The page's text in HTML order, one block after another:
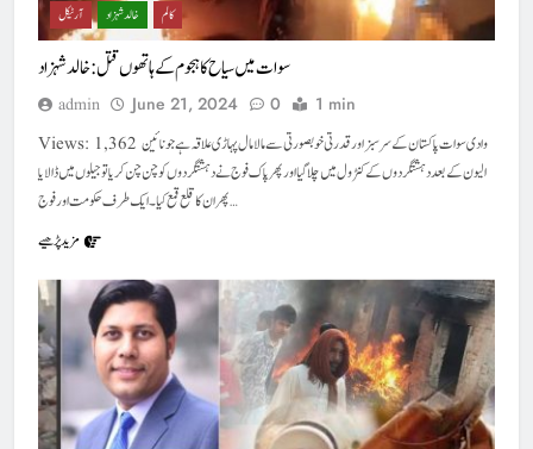
آرٹیکل خالد شہزاد کالم
سوات میں سیاح کا ہجوم کے ہاتھوں قتل : خالد شہزاد
admin June 21, 2024 0 1 min
Views: 1,362 وادی سوات پاکستان کے سر سبز اور قدرتی خوبصورتی سے مالا مال پہاڑی علاقہ ہے جو نائین
الیون کے بعد دہشتگردوں کے کنٹرول میں چلا گیا اور پھر پاک فوج نے دہشتگردوں کو چن چن کر یا تو جیلوں میں ڈالا یا
پھر ان کا قلع قمع کیا۔ ایک طرف حکومت اور فوج…
مزید پڑھیے